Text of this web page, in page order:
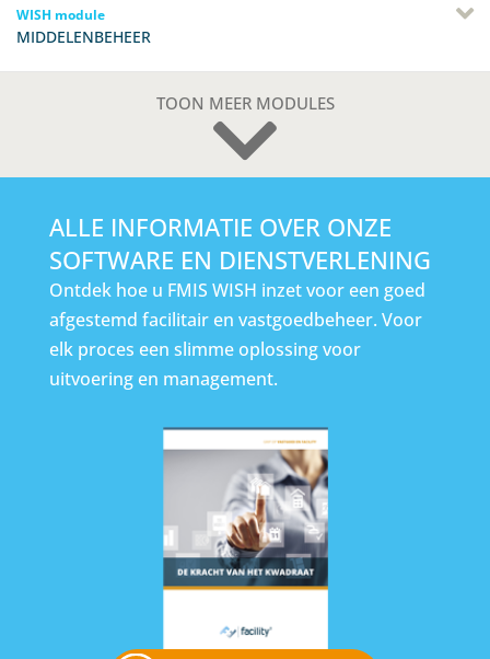
WISH module
MIDDELENBEHEER
TOON MEER MODULES
ALLE INFORMATIE OVER ONZE
SOFTWARE EN DIENSTVERLENING
Ontdek hoe u FMIS WISH inzet voor een goed
afgestemd facilitair en vastgoedbeheer. Voor
elk proces een slimme oplossing voor
uitvoering en management.